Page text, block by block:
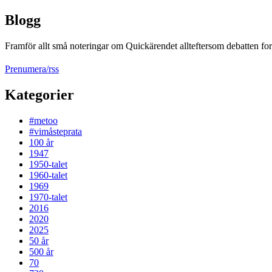
Blogg
Framför allt små noteringar om Quickärendet allteftersom debatten
Prenumera/rss
Kategorier
#metoo
#vimåsteprata
100 år
1947
1950-talet
1960-talet
1969
1970-talet
2016
2020
2025
50 år
500 år
70